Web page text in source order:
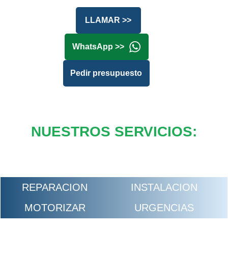
LLAMAR >>
WhatsApp >>
Pedir presupuesto
NUESTROS SERVICIOS:
REPARACION
INSTALACION
MOTORIZAR
URGENCIAS